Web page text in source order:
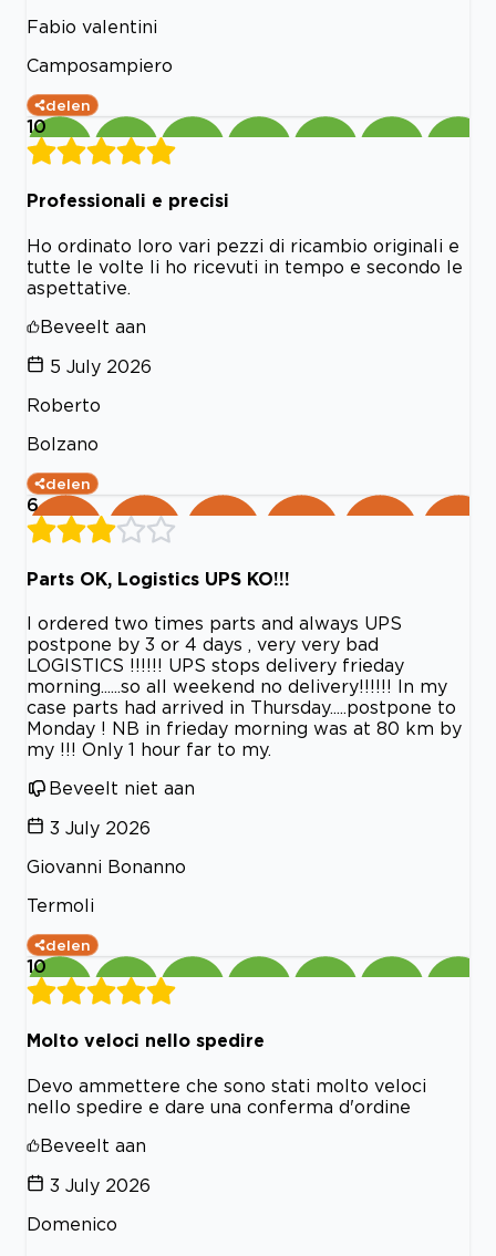
Fabio valentini
Camposampiero
delen
10
Professionali e precisi
Ho ordinato loro vari pezzi di ricambio originali e
tutte le volte li ho ricevuti in tempo e secondo le
aspettative.
Beveelt aan
5 July 2026
Roberto
Bolzano
delen
6
Parts OK, Logistics UPS KO!!!
I ordered two times parts and always UPS
postpone by 3 or 4 days , very very bad
LOGISTICS !!!!!! UPS stops delivery frieday
morning......so all weekend no delivery!!!!!! In my
case parts had arrived in Thursday.....postpone to
Monday ! NB in frieday morning was at 80 km by
my !!! Only 1 hour far to my.
Beveelt niet aan
3 July 2026
Giovanni Bonanno
Termoli
delen
10
Molto veloci nello spedire
Devo ammettere che sono stati molto veloci
nello spedire e dare una conferma d'ordine
Beveelt aan
3 July 2026
Domenico